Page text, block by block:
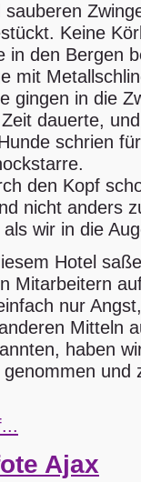
Keine
in den Bergen
mit
gingen in die
dauerte,
schrien
den Kopf
nicht anders
wir in die
Hotel
Mitarbeitern
nur
Mitteln
haben
und
Ajax